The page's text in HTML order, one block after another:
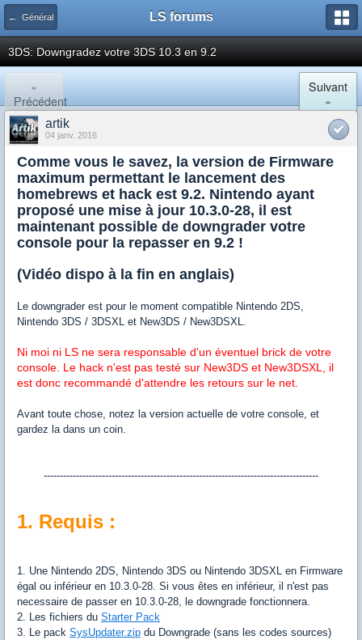
← Général LS forums
3DS: Downgradez votre 3DS 10.3 en 9.2
«
Précédent
Suivant
»
artik
04 janv. 2016
Comme vous le savez, la version de Firmware
maximum permettant le lancement des
homebrews et hack est 9.2. Nintendo ayant
proposé une mise à jour 10.3.0-28, il est
maintenant possible de downgrader votre
console pour la repasser en 9.2 !
(Vidéo dispo à la fin en anglais)
Le downgrader est pour le moment compatible Nintendo 2DS,
Nintendo 3DS / 3DSXL et New3DS / New3DSXL.
Ni moi ni LS ne sera responsable d'un éventuel brick de votre
console. Le hack n'est pas testé sur New3DS et New3DSXL, il
est donc recommandé d'attendre les retours sur le net.
Avant toute chose, notez la version actuelle de votre console, et
gardez la dans un coin.
-------------------------------------------------------------------------------------
1. Requis :
1. Une Nintendo 2DS, Nintendo 3DS ou Nintendo 3DSXL en Firmware
égal ou inférieur en 10.3.0-28. Si vous êtes en inférieur, il n'est pas
necessaire de passer en 10.3.0-28, le downgrade fonctionnera.
2. Les fichiers du Starter Pack
3. Le pack SysUpdater.zip du Downgrade (sans les codes sources)